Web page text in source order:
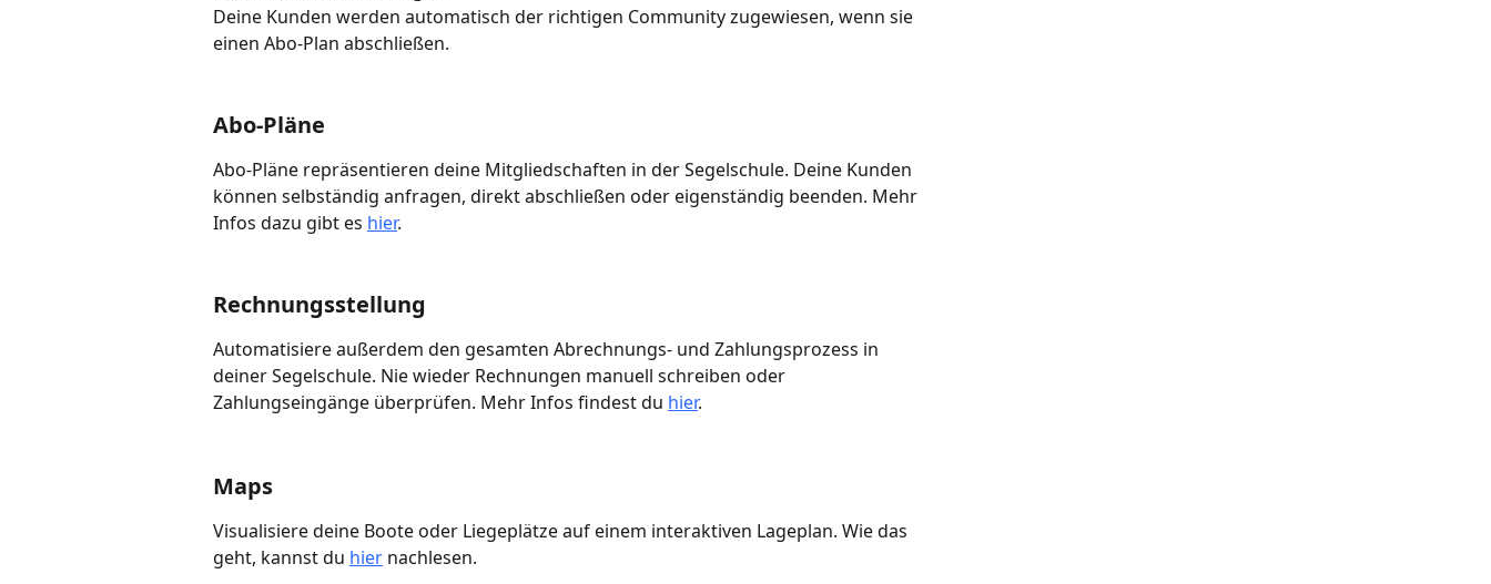
Deine Kunden werden automatisch der richtigen Community zugewiesen, wenn sie
einen Abo-Plan abschließen.
Abo-Pläne
Abo-Pläne repräsentieren deine Mitgliedschaften in der Segelschule. Deine Kunden
können selbständig anfragen, direkt abschließen oder eigenständig beenden. Mehr
Infos dazu gibt es hier.
Rechnungsstellung
Automatisiere außerdem den gesamten Abrechnungs- und Zahlungsprozess in
deiner Segelschule. Nie wieder Rechnungen manuell schreiben oder
Zahlungseingänge überprüfen. Mehr Infos findest du hier.
Maps
Visualisiere deine Boote oder Liegeplätze auf einem interaktiven Lageplan. Wie das
geht, kannst du hier nachlesen.